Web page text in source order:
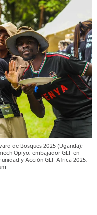
de Bosques 2025 (Uganda);
Opiyo, embajador GLF en
y Acción GLF Africa 2025.